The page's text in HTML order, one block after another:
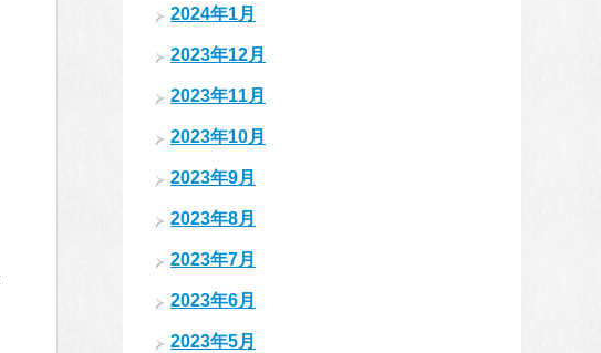
2024年1月
2023年12月
2023年11月
2023年10月
2023年9月
2023年8月
2023年7月
2023年6月
2023年5月